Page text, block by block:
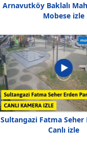
Arnavutköy Baklalı
Mobese izle
Sultangazi Fatma Seher
Canlı izle